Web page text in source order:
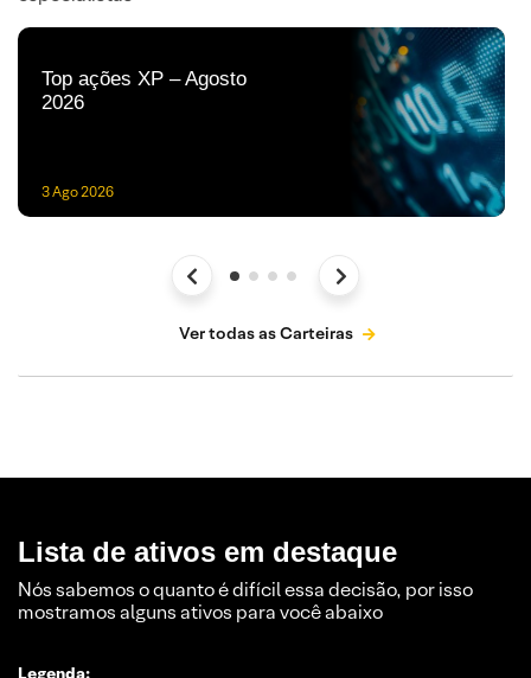
Ver todas as Carteiras
Top ações XP – Agosto
2026
3 Ago 2026
Lista de ativos em destaque
Nós sabemos o quanto é difícil essa decisão, por isso
mostramos alguns ativos para você abaixo
Legenda: